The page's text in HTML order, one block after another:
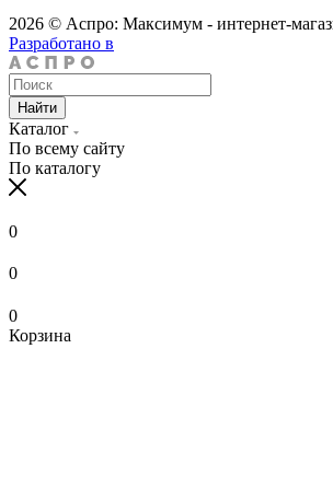
2026 © Аспро: Максимум - интернет-
Разработано в
Найти
Каталог
По всему сайту
По каталогу
0
0
0
Корзина